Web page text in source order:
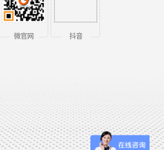
微官网 抖音